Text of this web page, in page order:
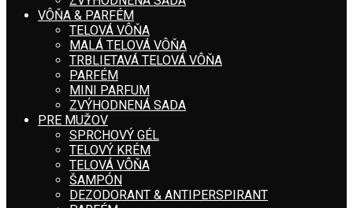
VÔŇA & PARFÉM
TELOVÁ VÔŇA
MALÁ TELOVÁ VÔŇA
TRBLIETAVÁ TELOVÁ VÔŇA
PARFÉM
MINI PARFUM
ZVÝHODNENÁ SADA
PRE MUŽOV
SPRCHOVÝ GÉL
TELOVÝ KRÉM
TELOVÁ VÔŇA
ŠAMPÓN
DEZODORANT & ANTIPERSPIRANT